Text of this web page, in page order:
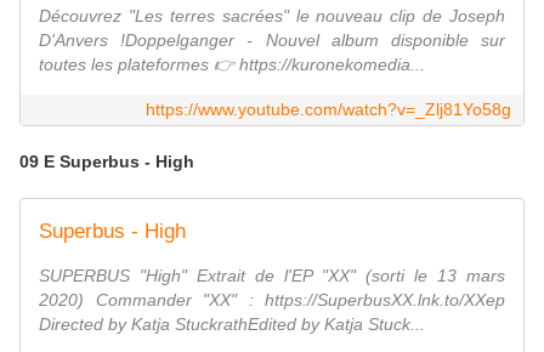
Découvrez "Les terres sacrées" le nouveau clip de Joseph
D'Anvers !Doppelganger - Nouvel album disponible sur
toutes les plateformes 👉 https://kuronekomedia...
https://www.youtube.com/watch?v=_Zlj81Yo58g
09 E Superbus - High
Superbus - High
SUPERBUS "High" Extrait de l'EP "XX" (sorti le 13 mars
2020) Commander "XX" : https://SuperbusXX.lnk.to/XXep
Directed by Katja StuckrathEdited by Katja Stuck...